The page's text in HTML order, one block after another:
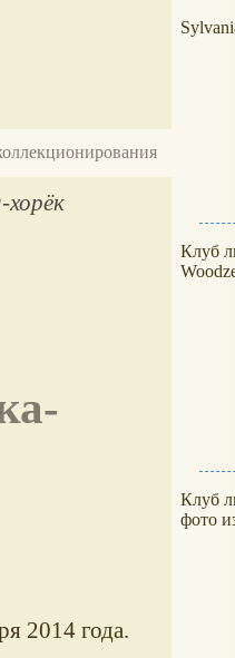
2014 года.
Клуб
Клуб
фото